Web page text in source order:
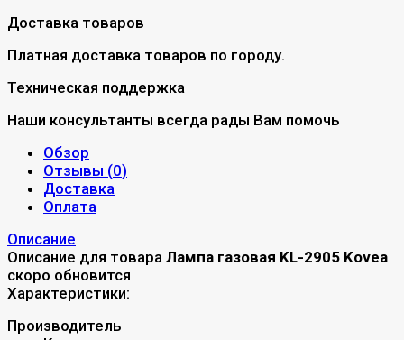
Доставка товаров
Платная доставка товаров по городу.
Техническая поддержка
Наши консультанты всегда рады Вам помочь
Обзор
Отзывы (0)
Доставка
Оплата
Описание
Описание для товара Лампа газовая KL-2905 Kovea
скоро обновится
Характеристики:
Производитель